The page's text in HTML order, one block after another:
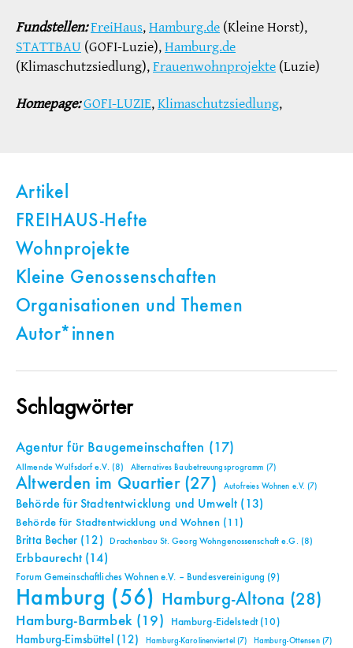
Fundstellen:FreiHaus,Hamburg.de (Kleine Horst),
STATTBAU (GOFI-Luzie),Hamburg.de
(Klimaschutzsiedlung),Frauenwohnprojekte (Luzie)
Homepage:GOFI-LUZIE,Klimaschutzsiedlung,
Artikel
FREIHAUS-Hefte
Wohnprojekte
Kleine Genossenschaften
Organisationen und Themen
Autor*innen
Schlagwörter
Agentur für Baugemeinschaften (17)
Allmende Wulfsdorf e.V. (8) Alternatives Baubetreuungsprogramm (7)
Altwerden im Quartier(27) Autofreies Wohnen e.V. (7)
Behörde für Stadtentwicklung und Umwelt (13)
Behörde für Stadtentwicklung und Wohnen(11)
Britta Becher(12) Drachenbau St. Georg Wohngenossenschaft e.G. (8)
Erbbaurecht(14)
Forum Gemeinschaftliches Wohnen e.V. – Bundesvereinigung (9)
Hamburg (56) Hamburg-Altona (28)
Hamburg-Barmbek(19) Hamburg-Eidelstedt(10)
Hamburg-Eimsbüttel (12) Hamburg-Karolinenviertel (7) Hamburg-Ottensen(7)